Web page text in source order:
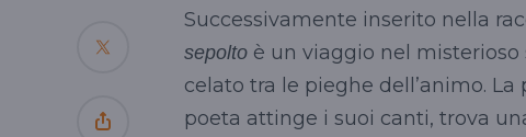
Successivamente inserito nella
sepolto è un viaggio nel
celato tra le pieghe dell’animo.
poeta attinge i suoi canti, trova